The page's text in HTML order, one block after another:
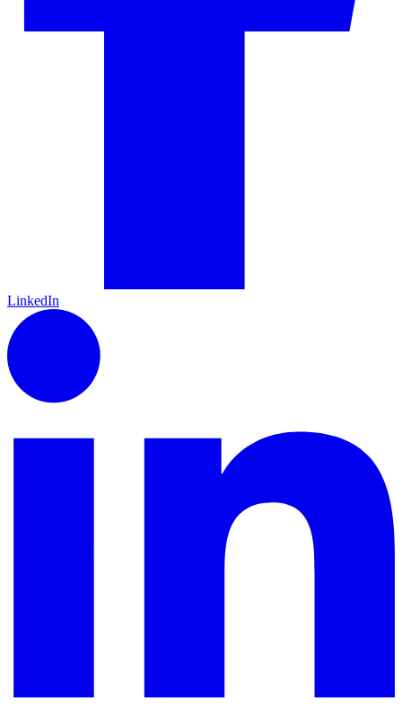
LinkedIn